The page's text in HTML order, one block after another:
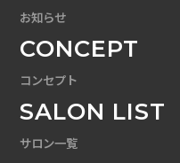
お知らせ
CONCEPT
コンセプト
SALON LIST
サロン一覧